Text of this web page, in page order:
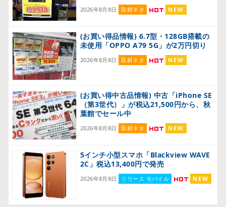
2026年8月8日 取材ネタ NEW
(お買い得品情報) 6.7型・128GB搭載の
未使用「OPPO A79 5G」が2万円切り
2026年8月8日 取材ネタ NEW
(お買い得中古品情報) 中古「iPhone SE
（第3世代）」が税込21,500円から、秋
葉館でセール中
2026年8月8日 取材ネタ NEW
5インチ小型スマホ「Blackview WAVE
2C」税込13,400円で発売
2026年8月8日 リリース モバイル NEW